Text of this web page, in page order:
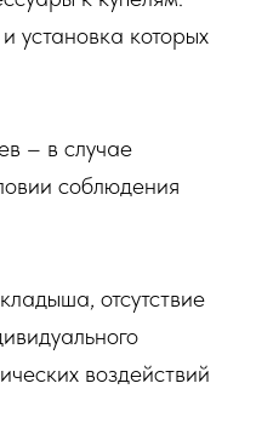
установка которых
– в случае
соблюдения
отсутствие
воздействий